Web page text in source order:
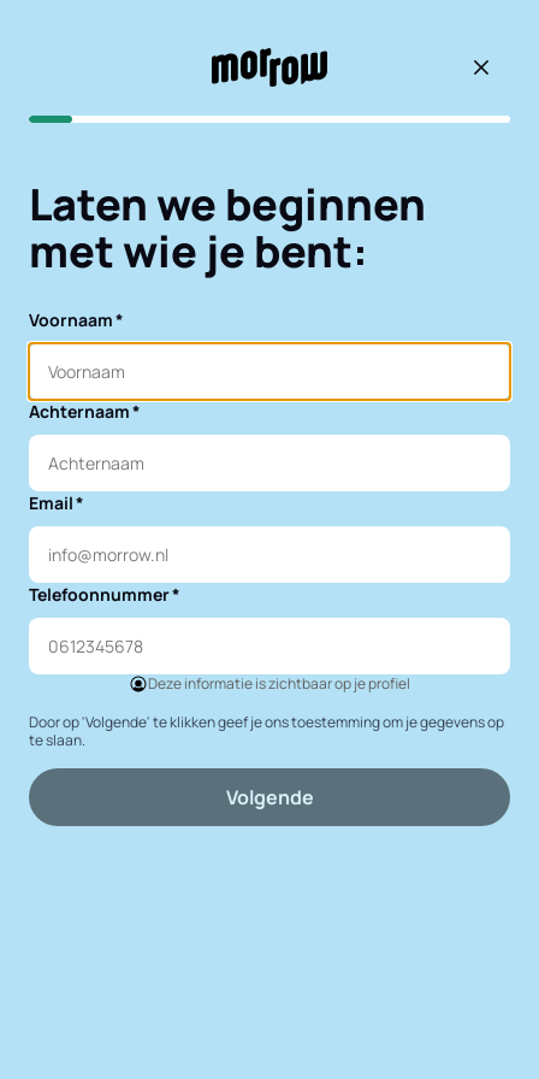
Terug
Laten we beginnen
met wie je bent:
Voornaam
Achternaam
Email
Telefoonnummer
Deze informatie is zichtbaar op je profiel
Door op 'Volgende' te klikken geef je ons toestemming om je gegevens op
te slaan.
Volgende